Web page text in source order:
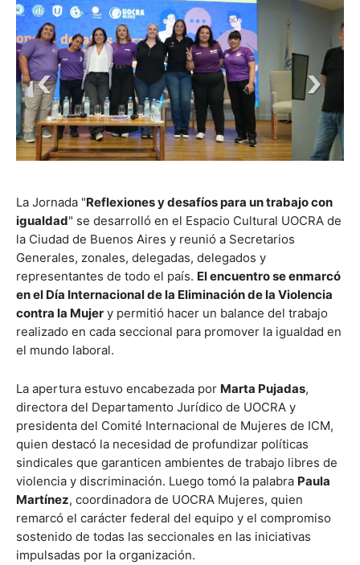
La Jornada "Reflexiones y desafíos para un trabajo con
igualdad" se desarrolló en el Espacio Cultural UOCRA de
la Ciudad de Buenos Aires y reunió a Secretarios
Generales, zonales, delegadas, delegados y
representantes de todo el país. El encuentro se enmarcó
en el Día Internacional de la Eliminación de la Violencia
contra la Mujer y permitió hacer un balance del trabajo
realizado en cada seccional para promover la igualdad en
el mundo laboral.
La apertura estuvo encabezada por Marta Pujadas,
directora del Departamento Jurídico de UOCRA y
presidenta del Comité Internacional de Mujeres de ICM,
quien destacó la necesidad de profundizar políticas
sindicales que garanticen ambientes de trabajo libres de
violencia y discriminación. Luego tomó la palabra Paula
Martínez, coordinadora de UOCRA Mujeres, quien
remarcó el carácter federal del equipo y el compromiso
sostenido de todas las seccionales en las iniciativas
impulsadas por la organización.